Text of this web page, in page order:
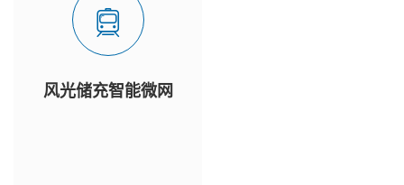
风光储充智能微网